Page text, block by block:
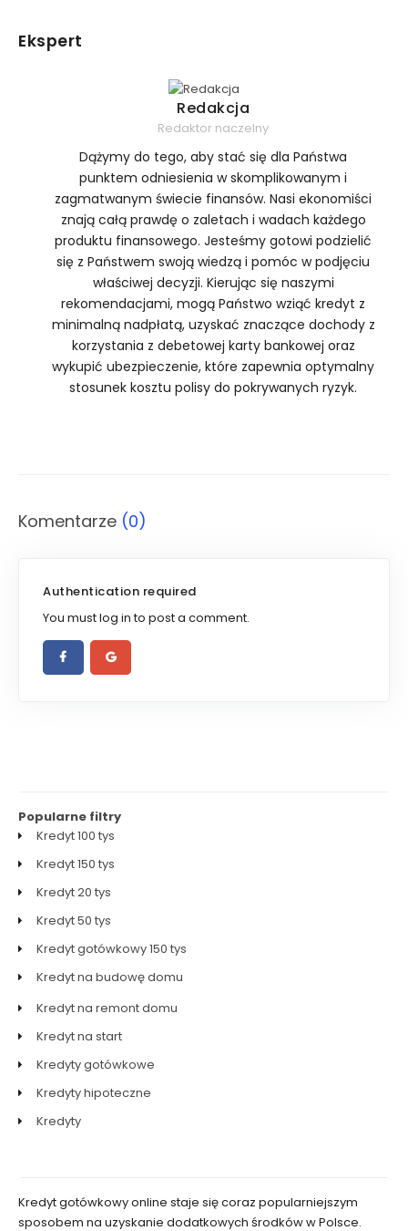
Ekspert
Redakcja
Redaktor naczelny
Dążymy do tego, aby stać się dla Państwa
punktem odniesienia w skomplikowanym i
zagmatwanym świecie finansów. Nasi ekonomiści
znają całą prawdę o zaletach i wadach każdego
produktu finansowego. Jesteśmy gotowi podzielić
się z Państwem swoją wiedzą i pomóc w podjęciu
właściwej decyzji. Kierując się naszymi
rekomendacjami, mogą Państwo wziąć kredyt z
minimalną nadpłatą, uzyskać znaczące dochody z
korzystania z debetowej karty bankowej oraz
wykupić ubezpieczenie, które zapewnia optymalny
stosunek kosztu polisy do pokrywanych ryzyk.
Komentarze (0)
Authentication required
You must log in to post a comment.
Popularne filtry
Kredyt 100 tys
Kredyt 150 tys
Kredyt 20 tys
Kredyt 50 tys
Kredyt gotówkowy 150 tys
Kredyt na budowę domu
Kredyt na remont domu
Kredyt na start
Kredyty gotówkowe
Kredyty hipoteczne
Kredyty
Kredyt gotówkowy online staje się coraz popularniejszym
sposobem na uzyskanie dodatkowych środków w Polsce.